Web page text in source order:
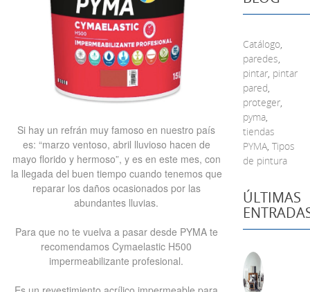
Si hay un refrán muy famoso en nuestro país
es: “marzo ventoso, abril lluvioso hacen de
mayo florido y hermoso”, y es en este mes, con
la llegada del buen tiempo cuando tenemos que
reparar los daños ocasionados por las
abundantes lluvias.
Para que no te vuelva a pasar desde PYMA te
recomendamos Cymaelastic H500
impermeabilizante profesional.
Catálogo,
paredes,
pintar, pintar
pared,
proteger,
pyma,
tiendas
PYMA, Tipos
de pintura
ÚLTIMAS